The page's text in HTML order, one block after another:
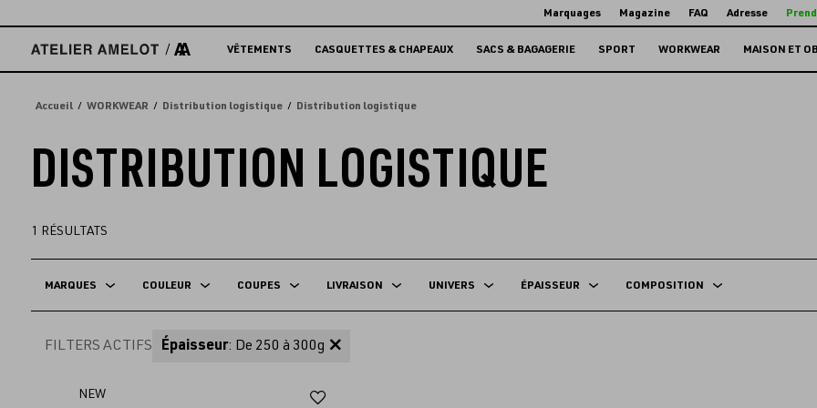
directement
contenu
Marquages Magazine FAQ Adresse
VÊTEMENTS CASQUETTES & CHAPEAUX SACS & BAGAGERIE SPORT WORKWEAR MAISON ET
Accueil WORKWEAR Distribution logistique Distribution logistique
DISTRIBUTION LOGISTIQUE
1 RÉSULTATS
MARQUES COULEUR COUPES LIVRAISON UNIVERS ÉPAISSEUR COMPOSITION
FILTERS ACTIFS Épaisseur: De 250 à 300g
NEW